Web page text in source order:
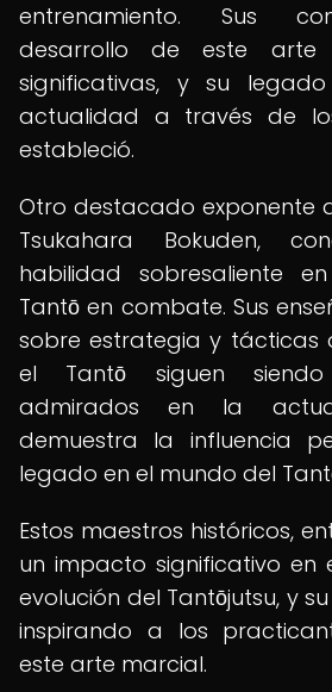
entrenamiento. Sus
desarrollo de este arte
significativas, y su
actualidad a través de
estableció.
Otro destacado exponente
Tsukahara Bokuden,
habilidad sobresaliente
Tantō en combate. Sus
sobre estrategia y tácticas
el Tantō siguen
admirados en la
demuestra la influencia
legado en el mundo del
Estos maestros históricos,
un impacto significativo en
evolución del Tantōjutsu, y
inspirando a los
este arte marcial.